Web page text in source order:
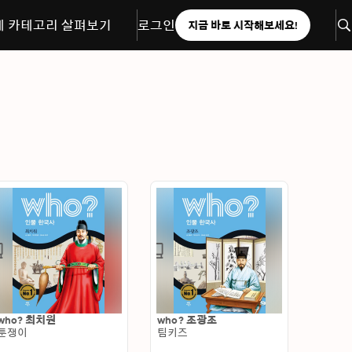
카테고리 살펴보기 로그인 지금 바로 시작해보세요!
최치원
쟁이
who? 조광조
팀키즈